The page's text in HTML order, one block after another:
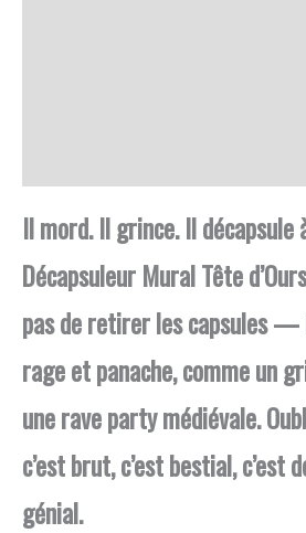
Il mord. Il grince. Il décapsule
Décapsuleur Mural Tête
pas de retirer les capsules —
rage et panache, comme un
une rave party médiévale.
c’est brut, c’est bestial, c’est
génial.